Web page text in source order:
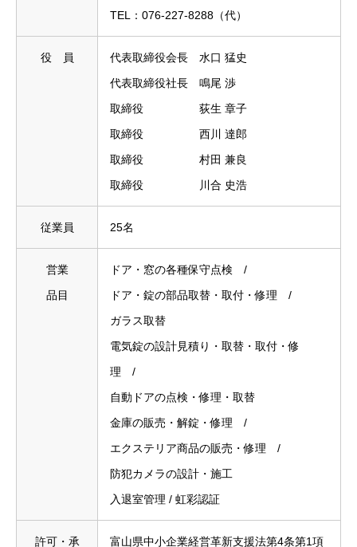
TEL：076-227-8288（代）
役 員
代表取締役会長 水口 猛史
代表取締役社長 鳴尾 渉
取締役 荻生 章子
取締役 西川 達郎
取締役 村田 兼良
取締役 川合 史浩
従業員 25名
営業
品目
ドア・窓の各種保守点検 /
ドア・錠の部品取替・取付・修理 /
ガラス取替
電気錠の設計見積り・取替・取付・修
理 /
自動ドアの点検・修理・取替
金庫の販売・解錠・修理 /
エクステリア商品の販売・修理 /
防犯カメラの設計・施工
入退室管理 / 虹彩認証
許可・承
富山県中小企業経営革新支援法第4条第1項